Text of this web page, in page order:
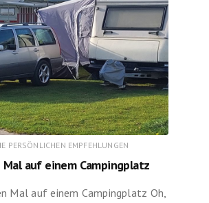
PERSÖNLICHEN EMPFEHLUNGEN
Mal auf einem Campingplatz
Mal auf einem Campingplatz Oh,